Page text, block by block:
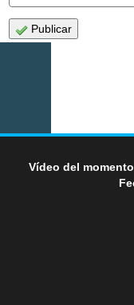
Publicar
Vídeo del